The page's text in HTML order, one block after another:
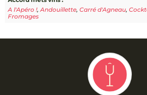
A l'Apéro !,Andouillette, Carré d'Agneau,
Fromages